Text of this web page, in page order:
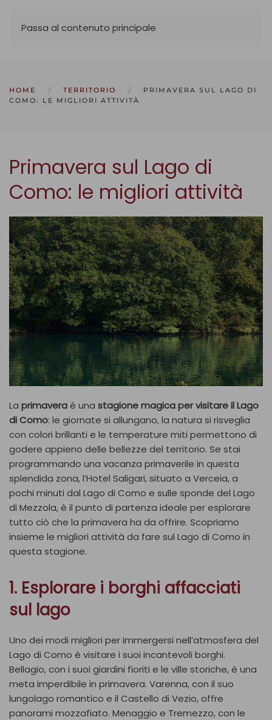
Passa al contenuto principale
HOME TERRITORIO
PRIMAVERA SUL LAGO DI
COMO: LE MIGLIORI ATTIVITÀ
Primavera sul Lago di
Como: le migliori attività
La primaveraè una stagione magica per visitare il Lago
di Como: le giornate si allungano, la natura si risveglia
con colori brillanti e le temperature miti permettono di
godere appieno delle bellezze del territorio. Se stai
programmando una vacanza primaverile in questa
splendida zona, l’Hotel Saligari, situato a Verceia, a
pochi minuti dal Lago di Como e sulle sponde del Lago
di Mezzola, è il punto di partenza ideale per esplorare
tutto ciò che la primavera ha da offrire. Scopriamo
insieme le migliori attività da fare sul Lago di Como in
questa stagione.
1. Esplorare i borghi affacciati
sul lago
Uno dei modi migliori per immergersi nell’atmosfera del
Lago di Como è visitare i suoi incantevoli borghi.
Bellagio, con i suoi giardini fioriti e le ville storiche, è una
meta imperdibile in primavera. Varenna, con il suo
lungolago romantico e il Castello di Vezio, offre
panorami mozzafiato. Menaggio e Tremezzo, con le